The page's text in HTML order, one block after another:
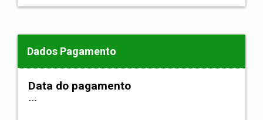
Dados Pagamento
Data do pagamento
---